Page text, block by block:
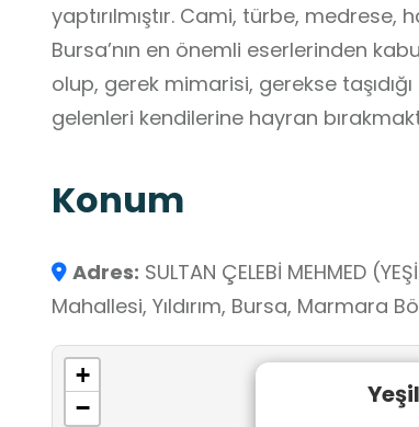
yaptırılmıştır. Cami, türbe,
Bursa’nın en önemli eserlerinden
olup, gerek mimarisi, gerekse
gelenleri kendilerine hayran
Konum
Adres: SULTAN ÇELEBİ MEHMED
Mahallesi, Yıldırım, Bursa, Marmara
+
−